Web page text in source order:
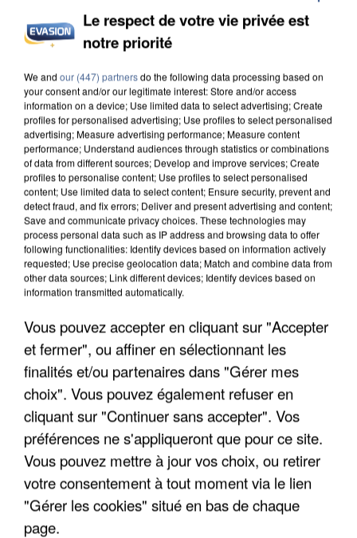
INCENDIES : L’ÎLE-DE-FRANCE LANCE UN ÉLAN
DE SOLIDARITÉ AVEC LES...
APRÈS TOUTES CES CANICULES, LES REFUGES
DE FAUNE SAUVAGE SONT...
Le respect de votre vie privée est
notre priorité
We and our (447) partnersdo the following data processing based on
your consent and/or our legitimate interest: Store and/or access
information on a device; Use limited data to select advertising; Create
profiles for personalised advertising; Use profiles to select personalised
advertising; Measure advertising performance; Measure content
performance; Understand audiences through statistics or combinations
of data from different sources; Develop and improve services; Create
profiles to personalise content; Use profiles to select personalised
content; Use limited data to select content; Ensure security, prevent and
detect fraud, and fix errors; Deliver and present advertising and content;
Save and communicate privacy choices. These technologies may
process personal data such as IP address and browsing data to offer
following functionalities: Identify devices based on information actively
requested; Use precise geolocation data; Match and combine data from
other data sources; Link different devices; Identify devices based on
information transmitted automatically.
Vous pouvez accepter en cliquant sur "Accepter
et fermer", ou affiner en sélectionnant les
finalités et/ou partenaires dans "Gérer mes
choix". Vous pouvez également refuser en
cliquant sur "Continuer sans accepter". Vos
préférences ne s'appliqueront que pour ce site.
Vous pouvez mettre à jour vos choix, ou retirer
votre consentement à tout moment via le lien
"Gérer les cookies" situé en bas de chaque
page.